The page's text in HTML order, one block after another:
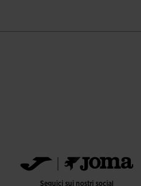
Seguici sui nostri social